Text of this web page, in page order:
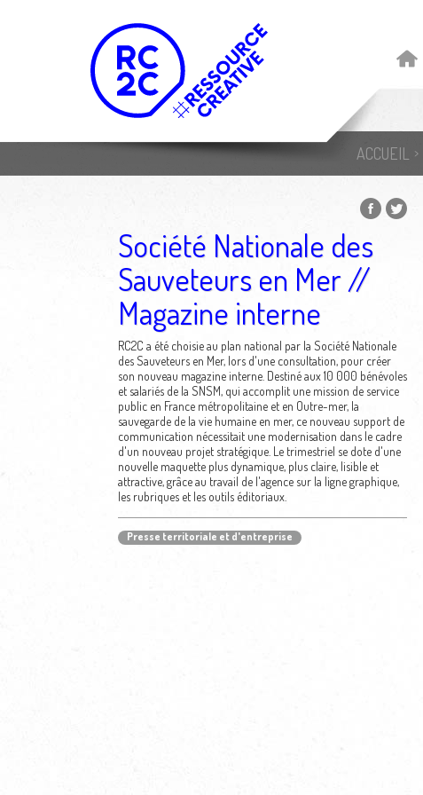
ACCUEIL
Société Nationale des
Sauveteurs en Mer //
Magazine interne
RC2C a été choisie au plan national par la Société Nationale
des Sauveteurs en Mer, lors d'une consultation, pour créer
son nouveau magazine interne. Destiné aux 10 000 bénévoles
et salariés de la SNSM, qui accomplit une mission de service
public en France métropolitaine et en Outre-mer, la
sauvegarde de la vie humaine en mer, ce nouveau support de
communication nécessitait une modernisation dans le cadre
d'un nouveau projet stratégique. Le trimestriel se dote d'une
nouvelle maquette plus dynamique, plus claire, lisible et
attractive, grâce au travail de l'agence sur la ligne graphique,
les rubriques et les outils éditoriaux.
Presse territoriale et d'entreprise